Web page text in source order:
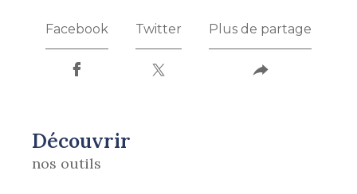
Facebook Twitter Plus de partage
découvrir
nos outils